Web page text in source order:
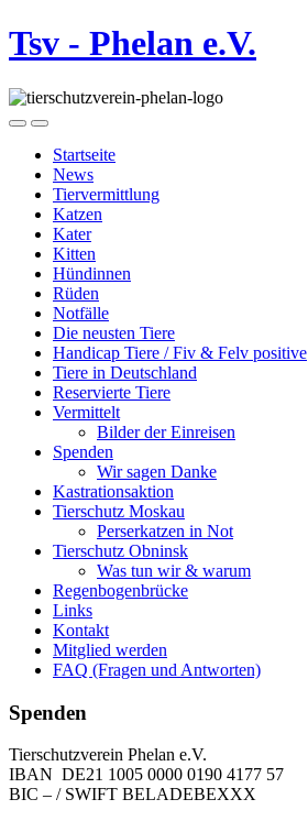
Tsv - Phelan e.V.
Startseite
News
Tiervermittlung
Katzen
Kater
Kitten
Hündinnen
Rüden
Notfälle
Die neusten Tiere
Handicap Tiere / Fiv & Felv positive
Tiere in Deutschland
Reservierte Tiere
Vermittelt
Bilder der Einreisen
Spenden
Wir sagen Danke
Kastrationsaktion
Tierschutz Moskau
Perserkatzen in Not
Tierschutz Obninsk
Was tun wir & warum
Regenbogenbrücke
Links
Kontakt
Mitglied werden
FAQ (Fragen und Antworten)
Spenden
Tierschutzverein Phelan e.V.
IBAN DE21 1005 0000 0190 4177 57
BIC – / SWIFT BELADEBEXXX